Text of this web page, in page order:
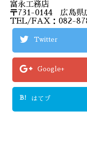
富永工務店
〒731-0144 広島県
TEL/FAX：082-
Twitter
Google+
B! はてブ